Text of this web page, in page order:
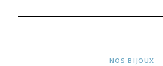
NOS BIJOUX